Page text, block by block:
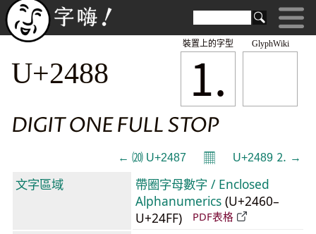
GlyphWiki
⒈
裝置上的字型
U+2488
DIGIT ONE FULL STOP
← ⒇ U+2487 𝄜 U+2489 ⒉ →
文字區域
帶圈字母數字 / Enclosed
Alphanumerics (U+2460–
U+24FF)
PDF表格